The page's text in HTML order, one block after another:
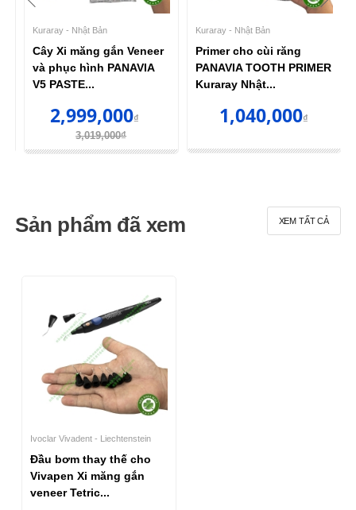
Kuraray - Nhật Bản
Cây Xi măng gắn Veneer
và phục hình PANAVIA
V5 PASTE...
2,999,000₫
3,019,000₫
Kuraray - Nhật Bản
Primer cho cùi răng
PANAVIA TOOTH PRIMER
Kuraray Nhật...
1,040,000₫
Sản phẩm đã xem XEM TẤT CẢ
Ivoclar Vivadent - Liechtenstein
Đầu bơm thay thế cho
Vivapen Xi măng gắn
veneer Tetric...